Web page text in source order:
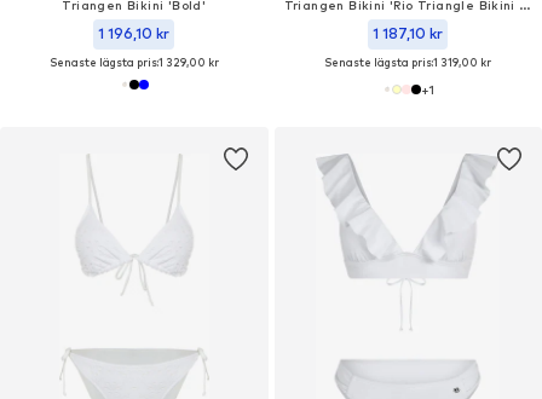
Triangen Bikini 'Bold'
1 196,10 kr
Senaste lägsta pris:1 329,00 kr
Triangen Bikini 'Rio Triangle Bikini Set'
1 187,10 kr
Senaste lägsta pris:1 319,00 kr
+1